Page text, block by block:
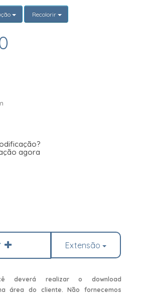
Recolorir
agora
Extensão
deverá realizar o download
área do cliente. Não fornecemos